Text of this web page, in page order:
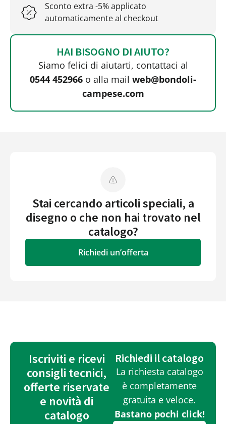
Sconto extra -5% applicato
automaticamente al checkout
HAI BISOGNO DI AIUTO?
Siamo felici di aiutarti, contattaci al
0544 452966 o alla mail web@bondoli-
campese.com
Stai cercando articoli speciali, a
disegno o che non hai trovato nel
catalogo?
Richiedi un’offerta
Iscriviti e ricevi
consigli tecnici,
offerte riservate
e novità di
catalogo
Richiedi il catalogo
La richiesta catalogo
è completamente
gratuita e veloce.
Bastano pochi click!